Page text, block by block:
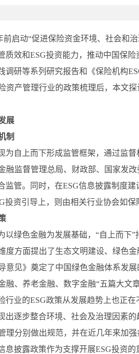
启动“促进保险资金环境、社会和
质效和ESG投资能力，推动中国保
调研等系列研究报告和《保险机构
资产管理行业的政策梳理后，本文
展
制
为自上而下形成监管框架，通过监
融监督管理总局、财政部、国家发
监管。同时，在ESG信息披露制度
投资引导上，则由相关行业协会如
以绿色金融为发展基础，“自上而
度方面提出了生态文明建设、绿色
意见》奠定了中国绿色金融体系发
融、养老金融、数字金融“五篇大
行业的ESG政策从发展趋势上也正在
出逐步整合环境、社会及治理因素
理分别做出规范，并在近几年来加
息披露政策作为支撑开展ESG投资